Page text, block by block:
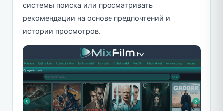
системы поиска или просматривать
рекомендации на основе предпочтений и
истории просмотров.